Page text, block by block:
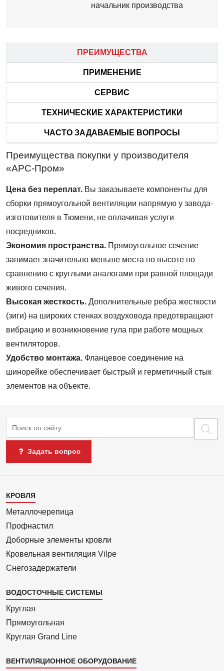
начальник производства
ПРЕИМУЩЕСТВА
ПРИМЕНЕНИЕ
СЕРВИС
ТЕХНИЧЕСКИЕ ХАРАКТЕРИСТИКИ
ЧАСТО ЗАДАВАЕМЫЕ ВОПРОСЫ
Преимущества покупки у производителя
«АРС-Пром»
Цена без переплат. Вы заказываете компоненты для
сборки прямоугольной вентиляции напрямую у завода-
изготовителя в Тюмени, не оплачивая услуги
посредников.
Экономия пространства. Прямоугольное сечение
занимает значительно меньше места по высоте по
сравнению с круглыми аналогами при равной площади
живого сечения.
Высокая жесткость. Дополнительные ребра жесткости
(зиги) на широких стенках воздуховода предотвращают
вибрацию и возникновение гула при работе мощных
вентиляторов.
Удобство монтажа. Фланцевое соединение на
шинорейке обеспечивает быстрый и герметичный стык
элементов на объекте.
Поиск
Задать вопрос
Каталог
1
КРОВЛЯ
Металлочерепица
Профнастил
Доборные элементы кровли
Кровельная вентиляция Vilpe
Снегозадержатели
ВОДОСТОЧНЫЕ СИСТЕМЫ
Круглая
Прямоуголь­ная
Круглая Grand Line
ВЕНТИЛЯЦИОННОЕ ОБОРУДОВАНИЕ